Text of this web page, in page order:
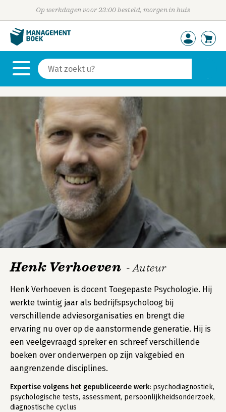
Op werkdagen voor 23:00 besteld, morgen in huis
Henk Verhoeven - Auteur
Henk Verhoeven is docent Toegepaste Psychologie. Hij
werkte twintig jaar als bedrijfspsycholoog bij
verschillende adviesorganisaties en brengt die
ervaring nu over op de aanstormende generatie. Hij is
een veelgevraagd spreker en schreef verschillende
boeken over onderwerpen op zijn vakgebied en
aangrenzende disciplines.
Expertise volgens het gepubliceerde werk: psychodiagnostiek,
psychologische tests, assessment, persoonlijkheidsonderzoek,
diagnostische cyclus